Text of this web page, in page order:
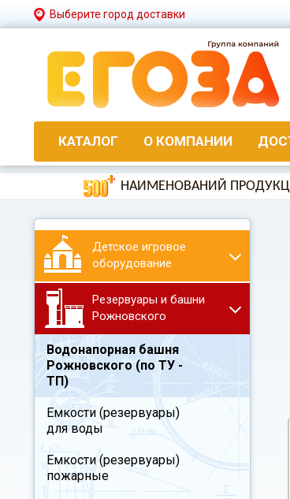
Выберите город доставки
КАТАЛОГ О КОМПАНИИ
НАИМЕНОВАНИЙ
Детское игровое
оборудование
Резервуары и башни
Рожновского
Водонапорная башня
Рожновского (по ТУ -
ТП)
Емкости (резервуары)
для воды
Емкости (резервуары)
пожарные